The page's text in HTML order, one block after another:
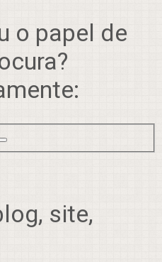
o papel de
site,